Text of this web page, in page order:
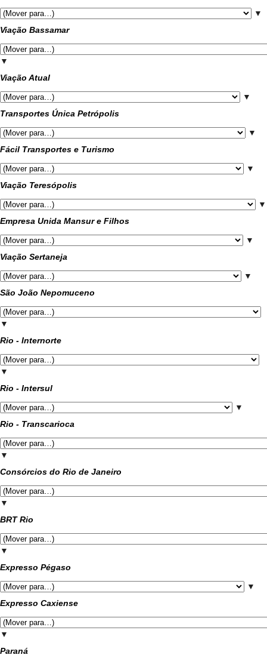
▼
Viação Bassamar
▼
Viação Atual
▼
Transportes Única Petrópolis
▼
Fácil Transportes e Turismo
▼
Viação Teresópolis
▼
Empresa Unida Mansur e Filhos
▼
Viação Sertaneja
▼
São João Nepomuceno
▼
Rio - Internorte
▼
Rio - Intersul
▼
Rio - Transcarioca
▼
Consórcios do Rio de Janeiro
▼
BRT Rio
▼
Expresso Pégaso
▼
Expresso Caxiense
▼
Paraná